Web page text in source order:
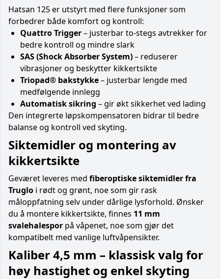
Hatsan 125 er utstyrt med flere funksjoner som
forbedrer både komfort og kontroll:
Quattro Trigger– justerbar to-stegs avtrekker for
bedre kontroll og mindre slark
SAS (Shock Absorber System)– reduserer
vibrasjoner og beskytter kikkertsikte
Triopad® bakstykke– justerbar lengde med
medfølgende innlegg
Automatisk sikring – gir økt sikkerhet ved lading
Den integrerte løpskompensatoren bidrar til bedre
balanse og kontroll ved skyting.
Siktemidler og montering av
kikkertsikte
Geværet leveres med fiberoptiske siktemidler fra
Truglo i rødt og grønt, noe som gir rask
måloppfatning selv under dårlige lysforhold. Ønsker
du å montere kikkertsikte, finnes 11 mm
svalehalespor på våpenet, noe som gjør det
kompatibelt med vanlige luftvåpensikter.
Kaliber 4,5 mm – klassisk valg for
høy hastighet og enkel skyting